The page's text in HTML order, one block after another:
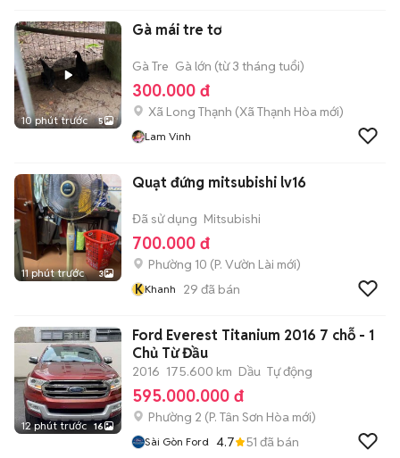
10 phút trước 5
Gà mái tre tơ
Gà Tre Gà lớn (từ 3 tháng tuổi)
300.000 đ
Xã Long Thạnh (Xã Thạnh Hòa mới)
Lam Vinh
11 phút trước 3
Quạt đứng mitsubishi lv16
Đã sử dụng Mitsubishi
700.000 đ
Phường 10 (P. Vườn Lài mới)
KKhanh 29 đã bán
12 phút trước 16
Ford Everest Titanium 2016 7 chỗ - 1
Chủ Từ Đầu
2016 175.600 km Dầu Tự động
595.000.000 đ
Phường 2 (P. Tân Sơn Hòa mới)
Sài Gòn Ford 4.7 51 đã bán